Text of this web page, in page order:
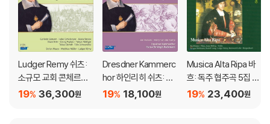
Ludger Remy 쉬츠:
소규모 교회 콘체르토
2집 (Schutz: Kleine g
36,300원
19%
Dresdner Kammerc
hor 하인리히 쉬츠: 요
한 수난곡 (Heinrich S
18,100원
19%
Musica Alta Ripa 바
흐: 독주 협주곡 5집 -
바이올린 협주곡, 하프
23,400원
19%